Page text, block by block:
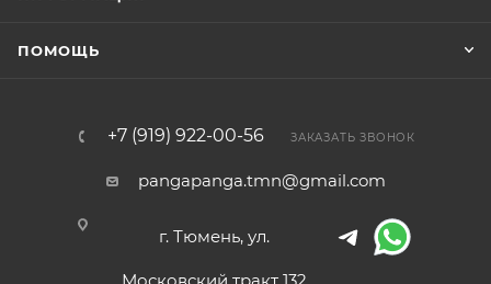
ПОМОЩЬ
+7 (919) 922-00-56 ЗАКАЗАТЬ ЗВОНОК
pangapanga.tmn@gmail.com
г. Тюмень, ул.